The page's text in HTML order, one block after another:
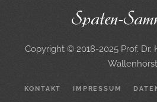
Copyright © 2018-2025 Prof. Dr.
Wallenhorst
KONTAKT IMPRESSUM